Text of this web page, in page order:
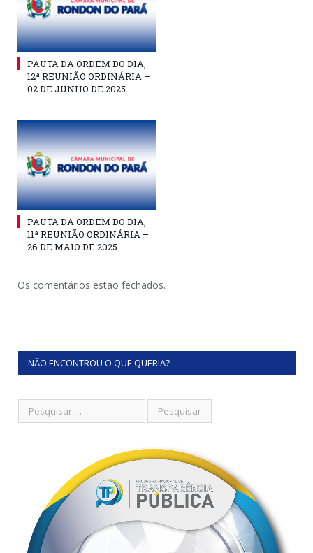
PAUTA DA ORDEM DO DIA,
12ª REUNIÃO ORDINÁRIA –
02 DE JUNHO DE 2025
PAUTA DA ORDEM DO DIA,
11ª REUNIÃO ORDINÁRIA –
26 DE MAIO DE 2025
Os comentários estão fechados.
NÃO ENCONTROU O QUE QUERIA?